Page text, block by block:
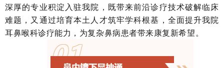
深厚的专业积淀入驻我院，既带来前沿诊疗技术破解临床
难题，又通过培育本土人才筑牢学科根基，全面提升我院
耳鼻喉科诊疗能力，为复杂鼻病患者带来康复新希望。